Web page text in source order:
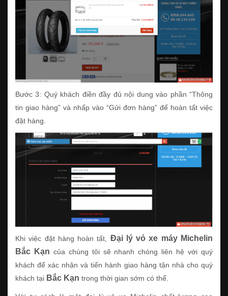
Bước 3: Quý khách điền đầy đủ nội dung vào phần “Thông
tin giao hàng” và nhấp vào “Gửi đơn hàng” để hoàn tất việc
đặt hàng.
Khi việc đặt hàng hoàn tất, Đại lý vỏ xe máy Michelin
Bắc Kạn của chúng tôi sẽ nhanh chóng liên hệ với quý
khách để xác nhận và tiến hành giao hàng tận nhà cho quý
khách tại Bắc Kạn trong thời gian sớm có thể.